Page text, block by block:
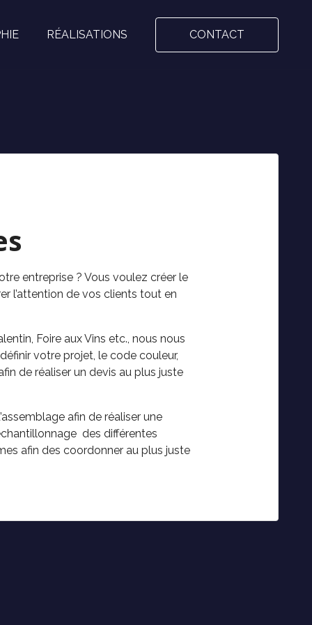
RÉALISATIONS CONTACT
entreprise ? Vous voulez créer le
l’attention de vos clients tout en
Foire aux Vins etc., nous nous
votre projet, le code couleur,
de réaliser un devis au plus juste
afin de réaliser une
des différentes
afin des coordonner au plus juste